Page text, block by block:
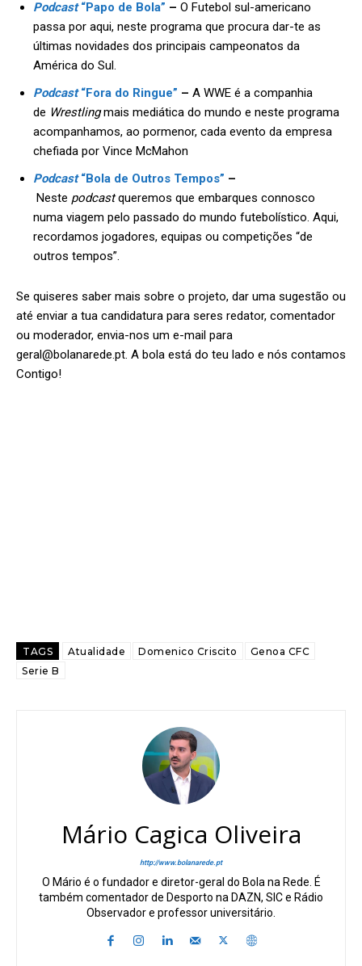
Podcast“Papo de Bola” – O Futebol sul-americano
passa por aqui, neste programa que procura dar-te as
últimas novidades dos principais campeonatos da
América do Sul.
Podcast“Fora do Ringue” – A WWE é a companhia
de Wrestlingmais mediática do mundo e neste programa
acompanhamos, ao pormenor, cada evento da empresa
chefiada por Vince McMahon
Podcast“Bola de Outros Tempos” –
Neste podcastqueremos que embarques connosco
numa viagem pelo passado do mundo futebolístico. Aqui,
recordamos jogadores, equipas ou competições “de
outros tempos”.
Se quiseres saber mais sobre o projeto, dar uma sugestão ou
até enviar a tua candidatura para seres redator, comentador
ou moderador, envia-nos um e-mail para
geral@bolanarede.pt. A bola está do teu lado e nós contamos
Contigo!
TAGS Atualidade Domenico Criscito
Genoa CFC
Serie B
Mário Cagica Oliveira
http://www.bolanarede.pt
O Mário é o fundador e diretor-geral do Bola na Rede. É
também comentador de Desporto na DAZN, SIC e Rádio
Observador e professor universitário.